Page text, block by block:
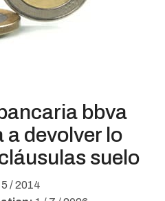
bbva
a devolver lo
suelo
5 / 2014